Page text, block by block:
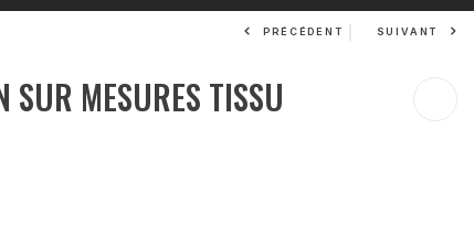
PRÉCÉDENT SUIVANT
SUR MESURES TISSU